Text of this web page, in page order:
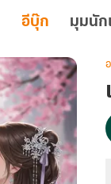
อีบุ๊ก มุมนัก